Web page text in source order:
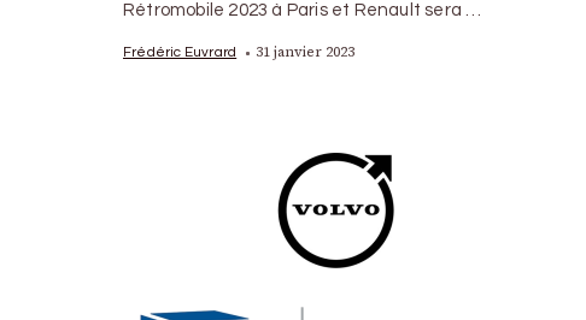
Rétromobile 2023 à Paris et Renault sera …
Frédéric Euvrard 31 janvier 2023